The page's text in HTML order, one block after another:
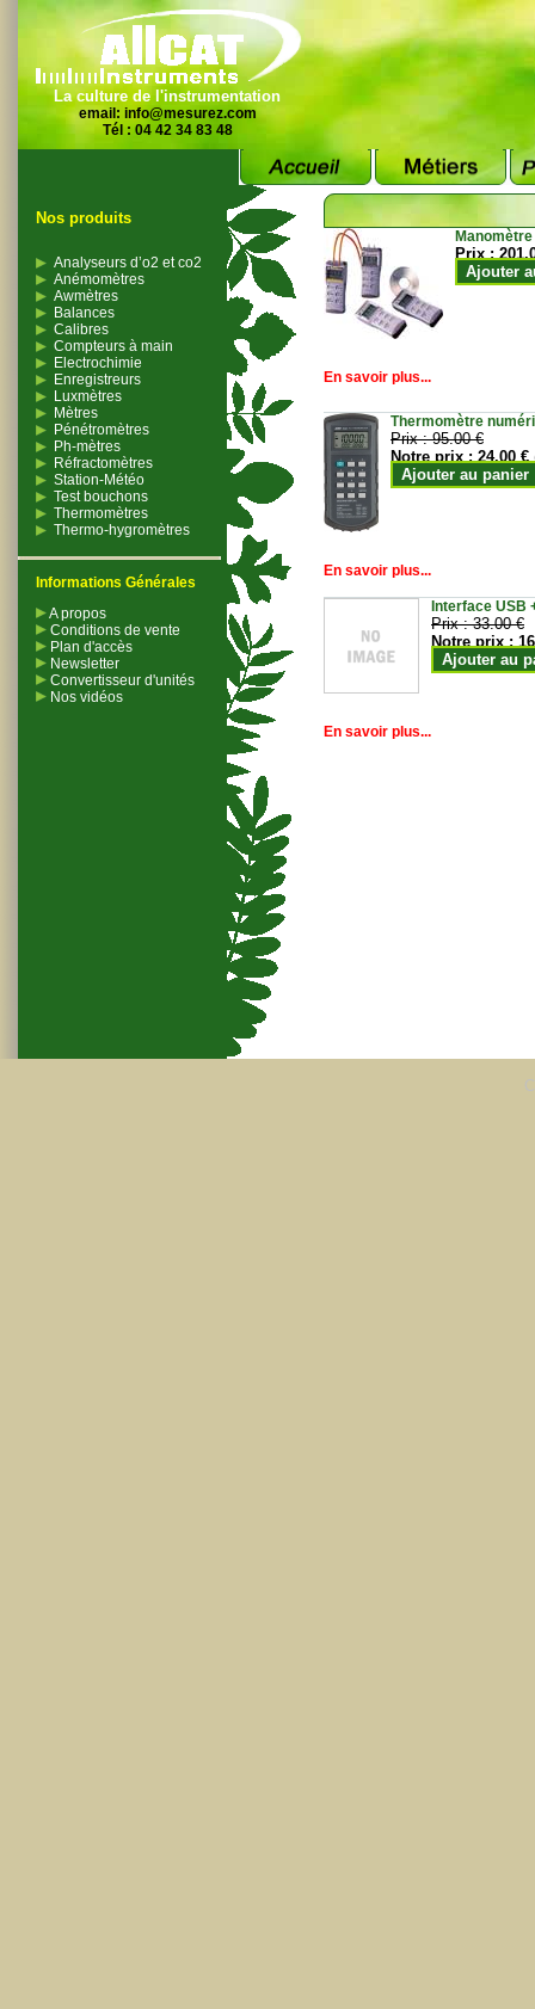
La culture de l'instrumentation
email: info@mesurez.com
Tél : 04 42 34 83 48
Nos produits
Analyseurs d’o2 et co2
Anémomètres
Awmètres
Balances
Calibres
Compteurs à main
Electrochimie
Enregistreurs
Luxmètres
Mètres
Pénétromètres
Ph-mètres
Réfractomètres
Station-Météo
Test bouchons
Thermomètres
Thermo-hygromètres
Informations Générales
A propos
Conditions de vente
Plan d'accès
Newsletter
Convertisseur d'unités
Nos vidéos
Prix :
Ajouter
En savoir plus...
Thermomètre
Prix :95.00 €
Notre prix :24.00 €
Ajouter au panier
En savoir plus...
Interface USB
Prix :33.00 €
Notre prix :
Ajouter au
En savoir plus...